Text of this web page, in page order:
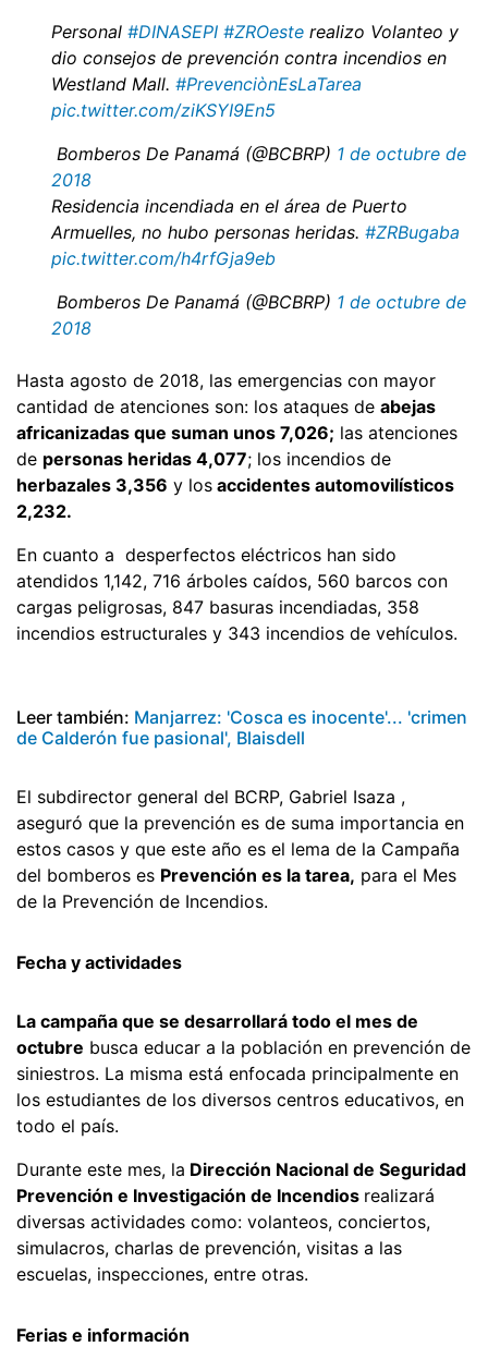
Personal #DINASEPI #ZROeste realizo Volanteo y
dio consejos de prevención contra incendios en
Westland Mall. #PrevenciònEsLaTarea
pic.twitter.com/ziKSYI9En5
 Bomberos De Panamá (@BCBRP) 1 de octubre de
2018
Residencia incendiada en el área de Puerto
Armuelles, no hubo personas heridas. #ZRBugaba
pic.twitter.com/h4rfGja9eb
 Bomberos De Panamá (@BCBRP) 1 de octubre de
2018
Hasta agosto de 2018, las emergencias con mayor
cantidad de atenciones son: los ataques de abejas
africanizadas que suman unos 7,026; las atenciones
de personas heridas 4,077; los incendios de
herbazales 3,356 y los accidentes automovilísticos
2,232.
En cuanto a desperfectos eléctricos han sido
atendidos 1,142, 716 árboles caídos, 560 barcos con
cargas peligrosas, 847 basuras incendiadas, 358
incendios estructurales y 343 incendios de vehículos.
Leer también: Manjarrez: 'Cosca es inocente'... 'crimen
de Calderón fue pasional', Blaisdell
El subdirector general del BCRP, Gabriel Isaza ,
aseguró que la prevención es de suma importancia en
estos casos y que este año es el lema de la Campaña
del bomberos es Prevención es la tarea, para el Mes
de la Prevención de Incendios.
Fecha y actividades
La campaña que se desarrollará todo el mes de
octubre busca educar a la población en prevención de
siniestros. La misma está enfocada principalmente en
los estudiantes de los diversos centros educativos, en
todo el país.
Durante este mes, la Dirección Nacional de Seguridad
Prevención e Investigación de Incendios realizará
diversas actividades como: volanteos, conciertos,
simulacros, charlas de prevención, visitas a las
escuelas, inspecciones, entre otras.
Ferias e información